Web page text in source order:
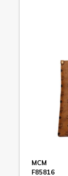
MCM
F85816